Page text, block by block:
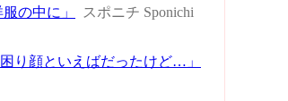
の中に」
スポニチ Sponichi
り顔といえばだったけど…」